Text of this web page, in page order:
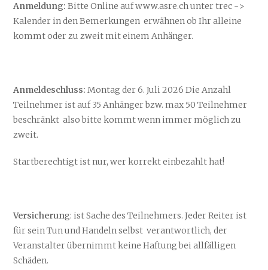
Anmeldung: Bitte Online auf www.asre.ch unter trec ->
Kalender in den Bemerkungen erwähnen ob Ihr alleine
kommt oder zu zweit mit einem Anhänger.
Anmeldeschluss: Montag der 6. Juli 2026 Die Anzahl
Teilnehmer ist auf 35 Anhänger bzw. max 50 Teilnehmer
beschränkt also bitte kommt wenn immer möglich zu
zweit.
Startberechtigt ist nur, wer korrekt einbezahlt hat!
Versicherung: ist Sache des Teilnehmers. Jeder Reiter ist
für sein Tun und Handeln selbst verantwortlich, der
Veranstalter übernimmt keine Haftung bei allfälligen
Schäden.